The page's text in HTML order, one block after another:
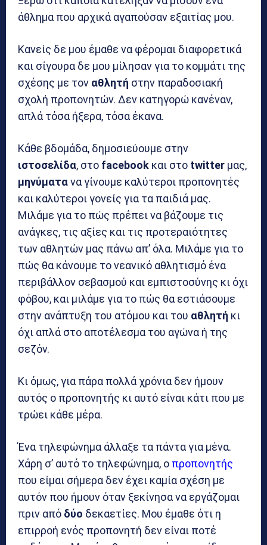
άθλημα που αρχικά αγαπούσαν εξαιτίας μου.
Κανείς δε μου έμαθε να φέρομαι διαφορετικά
και σίγουρα δε μου μίλησαν για το κομμάτι της
σχέσης με τον αθλητή στην παραδοσιακή
σχολή προπονητών. Δεν κατηγορώ κανέναν,
απλά τόσα ήξερα, τόσα έκανα.
Κάθε βδομάδα, δημοσιεύουμε στην
ιστοσελίδα, στο facebook και στο twitter μας,
μηνύματανα γίνουμε καλύτεροι προπονητές
και καλύτεροι γονείς για τα παιδιά μας.
Μιλάμε για το πώς πρέπει να βάζουμε τις
ανάγκες, τις αξίες και τις προτεραιότητες
των αθλητών μας πάνω απ’ όλα. Μιλάμε για το
πώς θα κάνουμε το νεανικό αθλητισμό ένα
περιβάλλον σεβασμού και εμπιστοσύνης κι όχι
φόβου, και μιλάμε για το πώς θα εστιάσουμε
στην ανάπτυξη του ατόμου και του αθλητή κι
όχι απλά στο αποτέλεσμα του αγώνα ή της
σεζόν.
Κι όμως, για πάρα πολλά χρόνια δεν ήμουν
αυτός ο προπονητής κι αυτό είναι κάτι που με
τρώει κάθε μέρα.
Ένα τηλεφώνημα άλλαξε τα πάντα για μένα.
Χάρη σ’ αυτό το τηλεφώνημα, ο προπονητής
που είμαι σήμερα δεν έχει καμία σχέση με
αυτόν που ήμουν όταν ξεκίνησα να εργάζομαι
πριν από δύο δεκαετίες. Μου έμαθε ότι η
επιρροή ενός προπονητή δεν είναι ποτέ